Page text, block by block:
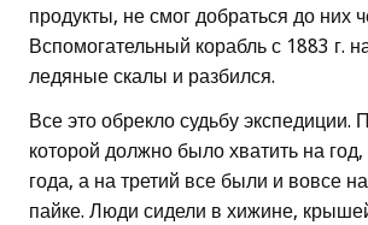
продукты, не смог добраться до них
Вспомогательный корабль с 1883 г.
ледяные скалы и разбился.
Все это обрекло судьбу экспедиции.
которой должно было хватить на
года, а на третий все были и вовсе
пайке. Люди сидели в хижине,